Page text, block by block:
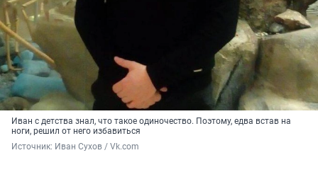
Иван с детства знал, что такое одиночество. Поэтому, едва встав на
ноги, решил от него избавиться
Источник: Иван Сухов / Vk.com